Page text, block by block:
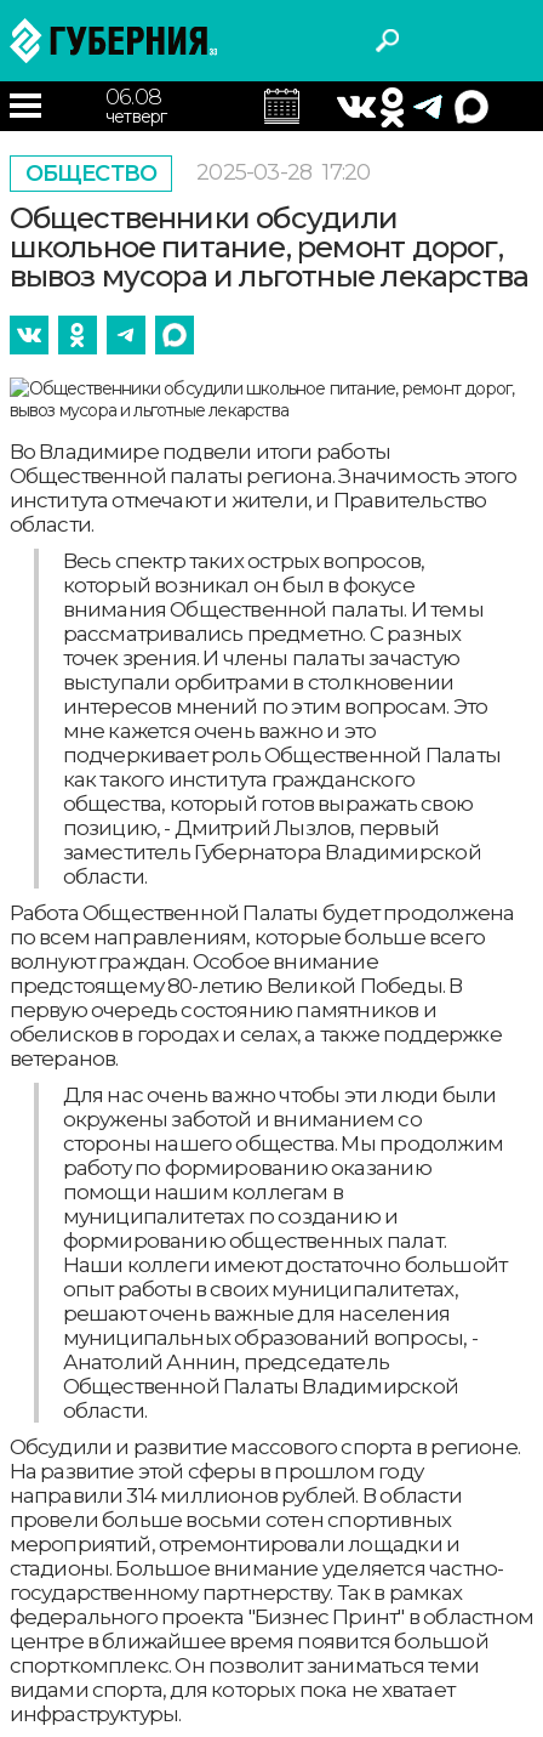
06.08
четверг
ОБЩЕСТВО 2025-03-28 17:20
Общественники обсудили
школьное питание, ремонт дорог,
вывоз мусора и льготные лекарства
Во Владимире подвели итоги работы
Общественной палаты региона. Значимость этого
института отмечают и жители, и Правительство
области.
Весь спектр таких острых вопросов,
который возникал он был в фокусе
внимания Общественной палаты. И темы
рассматривались предметно. С разных
точек зрения. И члены палаты зачастую
выступали орбитрами в столкновении
интересов мнений по этим вопросам. Это
мне кажется очень важно и это
подчеркивает роль Общественной Палаты
как такого института гражданского
общества, который готов выражать свою
позицию, - Дмитрий Лызлов, первый
заместитель Губернатора Владимирской
области.
Работа Общественной Палаты будет продолжена
по всем направлениям, которые больше всего
волнуют граждан. Особое внимание
предстоящему 80-летию Великой Победы. В
первую очередь состоянию памятников и
обелисков в городах и селах, а также поддержке
ветеранов.
Для нас очень важно чтобы эти люди были
окружены заботой и вниманием со
стороны нашего общества. Мы продолжим
работу по формированию оказанию
помощи нашим коллегам в
муниципалитетах по созданию и
формированию общественных палат.
Наши коллеги имеют достаточно большойт
опыт работы в своих муниципалитетах,
решают очень важные для населения
муниципальных образований вопросы, -
Анатолий Аннин, председатель
Общественной Палаты Владимирской
области.
Обсудили и развитие массового спорта в регионе.
На развитие этой сферы в прошлом году
направили 314 миллионов рублей. В области
провели больше восьми сотен спортивных
мероприятий, отремонтировали лощадки и
стадионы. Большое внимание уделяется частно-
государственному партнерству. Так в рамках
федерального проекта "Бизнес Принт" в областном
центре в ближайшее время появится большой
спорткомплекс. Он позволит заниматься теми
видами спорта, для которых пока не хватает
инфраструктуры.